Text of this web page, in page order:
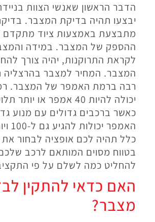
הדבר הראשון שאנשי הצוות
יבצעו תהיה בדיקת המצבר.
מתבצעת באמצעות ציוד
ההספק של המצבר. במידה
לקראת התרוקנות, יהיה צורך
המצבר. המחיר למצבר בהרצליה
רבה ברמת האמפר של המצבר.
יכולה להיות 40 אמפר או
כאשר ברכבים גדולים עם מנוע
כלל תהיה לכם אופציה לבחור
בטווח מסוים המותאם לרכב
להחליט כמה לשלם על פי
האם כדאי להתקין
מצבר?